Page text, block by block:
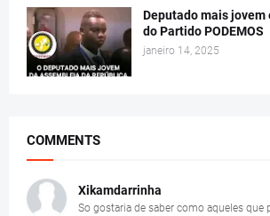
Deputado mais jovem
do Partido PODEMOS
janeiro 14, 2025
COMMENTS
Xikamdarrinha
So gostaria de saber como aqueles que